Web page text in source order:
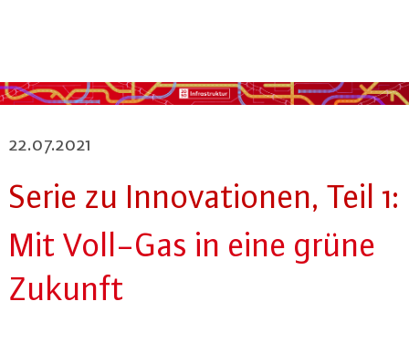
22.07.2021
Serie zu In­no­va­tio­nen, Teil 1:
Mit Voll-Gas in eine grüne
Zukunft